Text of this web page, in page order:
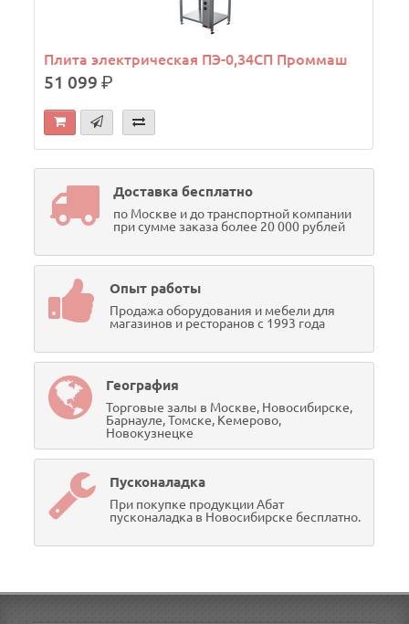
Плита электрическая ПЭ-0,34СП Проммаш
51 099р.
Доставка бесплатно
по Москве и до транспортной компании
при сумме заказа более 20 000 рублей
Опыт работы
Продажа оборудования и мебели для
магазинов и ресторанов с 1993 года
География
Торговые залы в Москве, Новосибирске,
Барнауле, Томске, Кемерово,
Новокузнецке
Пусконаладка
При покупке продукции Абат
пусконаладка в Новосибирске бесплатно.